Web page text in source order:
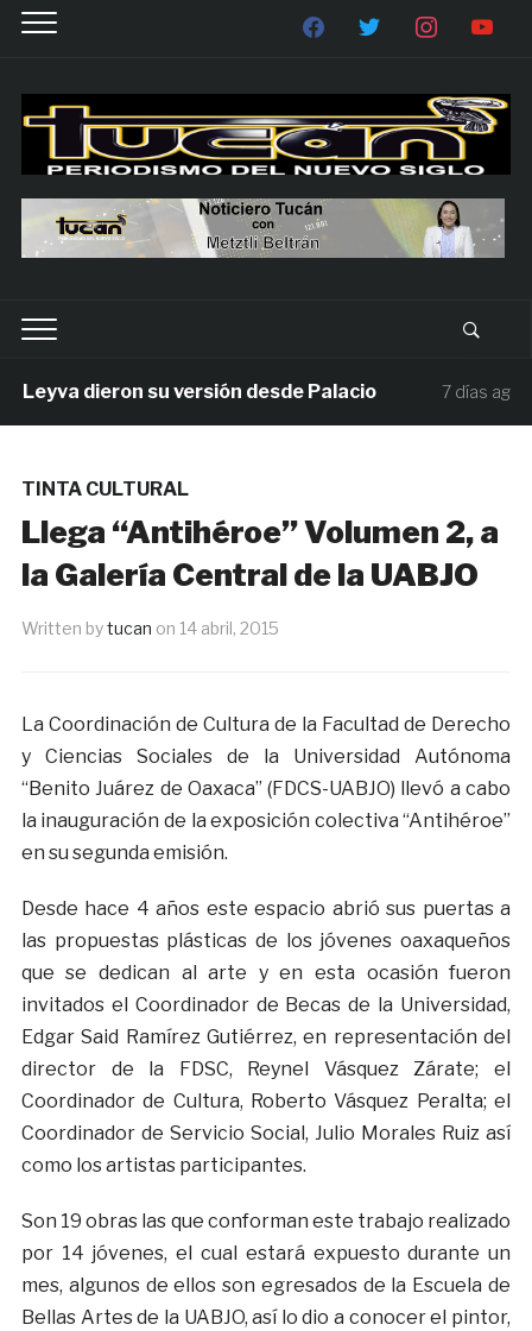
dieron su versión desde Palacio 7 días ago
TINTA CULTURAL
Llega “Antihéroe” Volumen 2, a
la Galería Central de la UABJO
Written bytucan on 14 abril, 2015
La Coordinación de Cultura de la Facultad de Derecho
y Ciencias Sociales de la Universidad Autónoma
“Benito Juárez de Oaxaca” (FDCS-UABJO) llevó a cabo
la inauguración de la exposición colectiva “Antihéroe”
en su segunda emisión.
Desde hace 4 años este espacio abrió sus puertas a
las propuestas plásticas de los jóvenes oaxaqueños
que se dedican al arte y en esta ocasión fueron
invitados el Coordinador de Becas de la Universidad,
Edgar Said Ramírez Gutiérrez, en representación del
director de la FDSC, Reynel Vásquez Zárate; el
Coordinador de Cultura, Roberto Vásquez Peralta; el
Coordinador de Servicio Social, Julio Morales Ruiz así
como los artistas participantes.
Son 19 obras las que conforman este trabajo realizado
por 14 jóvenes, el cual estará expuesto durante un
mes, algunos de ellos son egresados de la Escuela de
Bellas Artes de la UABJO, así lo dio a conocer el pintor,